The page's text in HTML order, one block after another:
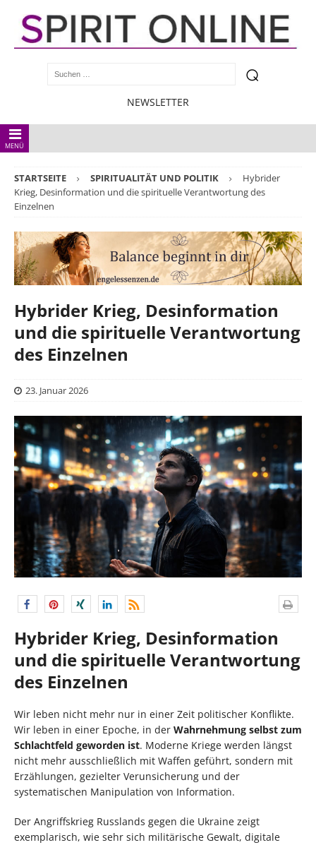
NEWSLETTER
MENÜ
STARTSEITE SPIRITUALITÄT UND POLITIK
Hybrider
Krieg, Desinformation und die spirituelle Verantwortung des
Einzelnen
Hybrider Krieg, Desinformation
und die spirituelle Verantwortung
des Einzelnen
23. Januar 2026
Hybrider Krieg, Desinformation
und die spirituelle Verantwortung
des Einzelnen
Wir leben nicht mehr nur in einer Zeit politischer Konflikte.
Wir leben in einer Epoche, in der Wahrnehmung selbst zum
Schlachtfeld geworden ist. Moderne Kriege werden längst
nicht mehr ausschließlich mit Waffen geführt, sondern mit
Erzählungen, gezielter Verunsicherung und der
systematischen Manipulation von Information.
Der Angriffskrieg Russlands gegen die Ukraine zeigt
exemplarisch, wie sehr sich militärische Gewalt, digitale